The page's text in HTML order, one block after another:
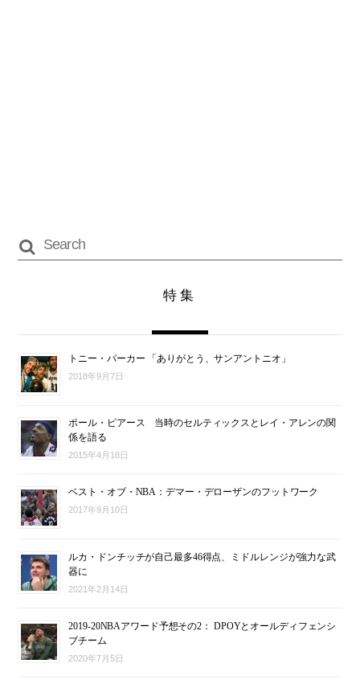
特集
トニー・パーカー 「ありがとう、サンアントニオ」
2018年9月7日
ポール・ピアース 当時のセルティックスとレイ・アレンの関
係を語る
2015年4月18日
ベスト・オブ・NBA：デマー・デローザンのフットワーク
2017年9月10日
ルカ・ドンチッチが自己最多46得点、ミドルレンジが強力な武
器に
2021年2月14日
2019-20NBAアワード予想その2： DPOYとオールディフェンシ
ブチーム
2020年7月5日